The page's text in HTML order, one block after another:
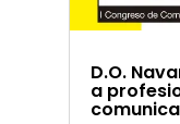
D.O.
a